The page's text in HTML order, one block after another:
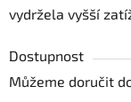
vydržela vyšší
Dostupnost
Můžeme doručit